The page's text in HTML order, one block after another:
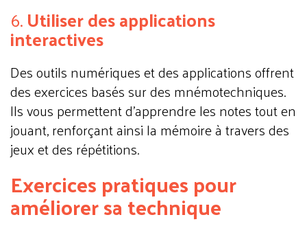
6.Utiliser des applications
interactives
Des outils numériques et des applications offrent
des exercices basés sur des mnémotechniques.
Ils vous permettent d’apprendre les notes tout en
jouant, renforçant ainsi la mémoire à travers des
jeux et des répétitions.
Exercices pratiques pour
améliorer sa technique